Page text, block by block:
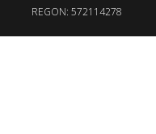
REGON: 572114278